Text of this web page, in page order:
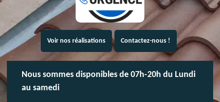
Voir nos réalisations Contactez-nous !
Nous sommes disponibles de 07h-20h du Lundi
au samedi